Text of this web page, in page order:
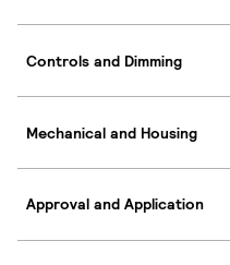
Controls and Dimming
Mechanical and Housing
Approval and Application